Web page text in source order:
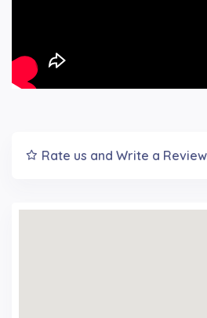
Rate us and Write a Review